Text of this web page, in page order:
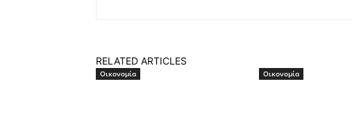
RELATED ARTICLES
Οικονομία Οικονομία